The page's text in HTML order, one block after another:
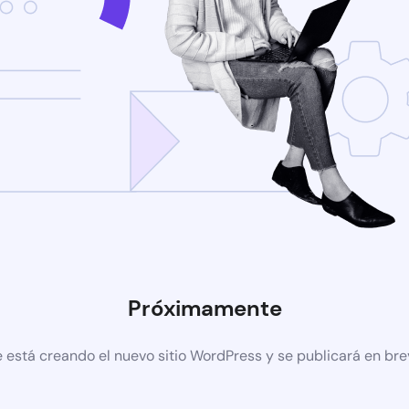
Próximamente
está creando el nuevo sitio WordPress y se publicará en